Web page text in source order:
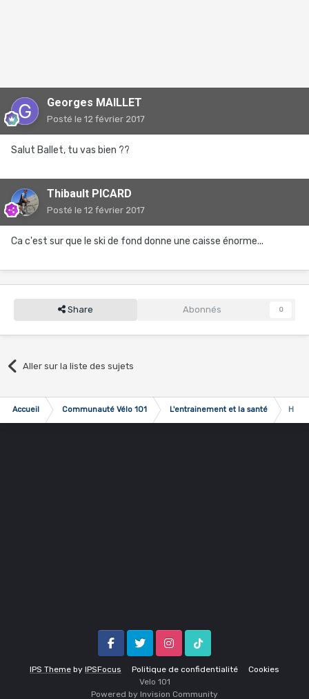
Georges MAILLET
Posté le 12 février 2017
Salut Ballet, tu vas bien ??
Thibault PICARD
Posté le 12 février 2017
Ca c'est sur que le ski de fond donne une caisse énorme...
Share Abonnés 0
Aller sur la liste des sujets
Accueil Communauté Vélo 101 L'entrainement et la santé
IPS Theme by IPSFocus Politique de confidentialité Cookies
FacebookTwitter InstagramTik Tok
Velo 1O1
Powered by Invision Community